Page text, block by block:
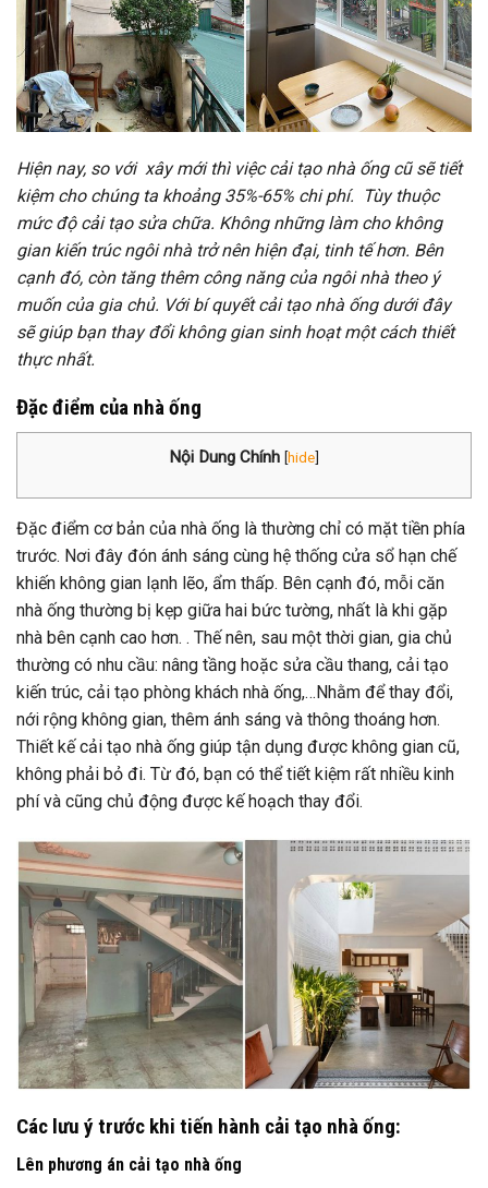
Hiện nay, so với xây mới thì việc cải tạo nhà ống cũ sẽ tiết
kiệm cho chúng ta khoảng 35%-65% chi phí. Tùy thuộc
mức độ cải tạo sửa chữa. Không những làm cho không
gian kiến trúc ngôi nhà trở nên hiện đại, tinh tế hơn. Bên
cạnh đó, còn tăng thêm công năng của ngôi nhà theo ý
muốn của gia chủ. Với bí quyết cải tạo nhà ống dưới đây
sẽ giúp bạn thay đổi không gian sinh hoạt một cách thiết
thực nhất.
Đặc điểm của nhà ống
Nội Dung Chính [hide]
Đặc điểm cơ bản của nhà ống là thường chỉ có mặt tiền phía
trước. Nơi đây đón ánh sáng cùng hệ thống cửa sổ hạn chế
khiến không gian lạnh lẽo, ẩm thấp. Bên cạnh đó, mỗi căn
nhà ống thường bị kẹp giữa hai bức tường, nhất là khi gặp
nhà bên cạnh cao hơn. . Thế nên, sau một thời gian, gia chủ
thường có nhu cầu: nâng tầng hoặc sửa cầu thang, cải tạo
kiến trúc, cải tạo phòng khách nhà ống,…Nhằm để thay đổi,
nới rộng không gian, thêm ánh sáng và thông thoáng hơn.
Thiết kế cải tạo nhà ống giúp tận dụng được không gian cũ,
không phải bỏ đi. Từ đó, bạn có thể tiết kiệm rất nhiều kinh
phí và cũng chủ động được kế hoạch thay đổi.
Các lưu ý trước khi tiến hành cải tạo nhà ống:
Lên phương án cải tạo nhà ống